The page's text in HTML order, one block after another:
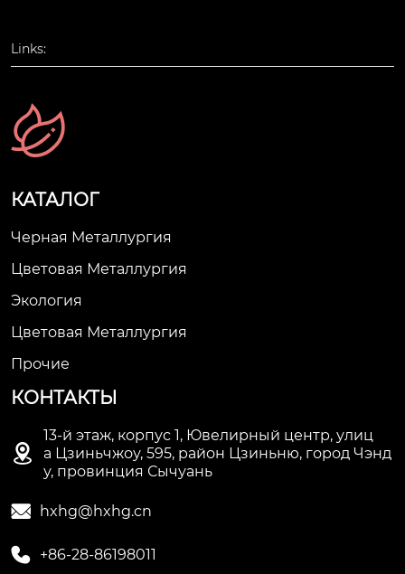
Links:
КАТАЛОГ
Черная Металлургия
Цветовая Металлургия
Экология
Цветовая Металлургия
Прочие
КОНТАКТЫ

13-й этаж, корпус 1, Ювелирный центр, улиц
а Цзиньчжоу, 595, район Цзиньню, город Чэнд
у, провинция Сычуань
 hxhg@hxhg.cn
 +86-28-86198011